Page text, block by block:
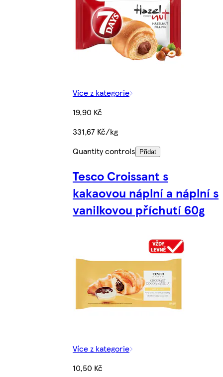
Více z kategorie
19,90 Kč
331,67 Kč/kg
Quantity controls
Přidat
Tesco Croissant s
kakaovou náplní a náplní s
vanilkovou příchutí 60g
Více z kategorie
10,50 Kč